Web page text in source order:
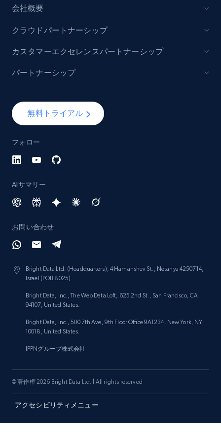
会社概要
無料トライアル
フォロー
AIサマリー
お問い合わせ
Bright Data Ltd. (Headquarters), 4 Hamahshev St., Netanya 4250714,
Israel (POB 8025).
Bright Data, Inc., The Web Data Loft, 625 2nd St., San Francisco, CA
94107, United States.
Bright Data, Inc., 500 7th Ave, 9th Floor Office 9A1234, New York, NY
10018, United States.
IPPNグループ株式会社
クラウドパートナーシップ
カスタマーエクセレンスパートナーシップ
パートナーシップ
アクセシビリティメニュー
© 著作権 2026 Bright Data Ltd. | All rights reserved